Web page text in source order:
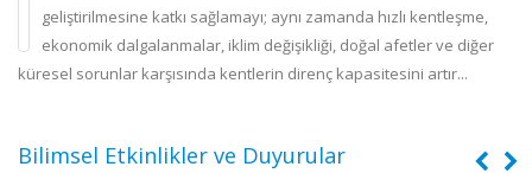
geliştirilmesine katkı sağlamayı; aynı zamanda hızlı kentleşme,
ekonomik dalgalanmalar, iklim değişikliği, doğal afetler ve diğer
küresel sorunlar karşısında kentlerin direnç kapasitesini artır...
Bilimsel Etkinlikler ve Duyurular